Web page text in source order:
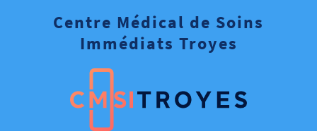
Centre Médical de Soins
Immédiats Troyes